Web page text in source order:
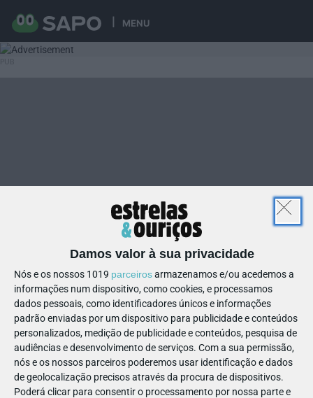
MENU
Damos valor à sua privacidade
Nós e os nossos 1019 parceirosarmazenamos e/ou acedemos a
informações num dispositivo, como cookies, e processamos
dados pessoais, como identificadores únicos e informações
padrão enviadas por um dispositivo para publicidade e conteúdos
personalizados, medição de publicidade e conteúdos, pesquisa de
audiências e desenvolvimento de serviços. Com a sua permissão,
nós e os nossos parceiros poderemos usar identificação e dados
de geolocalização precisos através da procura de dispositivos.
Poderá clicar para consentir o processamento por nossa parte e
10